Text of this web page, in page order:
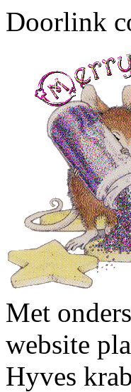
Doorlink
Met
website
Hyves